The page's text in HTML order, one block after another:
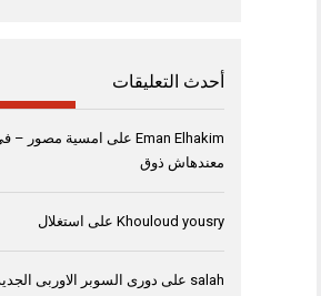
أحدث التعليقات
Eman Elhakim على امسية مصور –
معندهاش ذوق
Khouloud yousry على استغلال
salah على دورى السوبر الاوربى